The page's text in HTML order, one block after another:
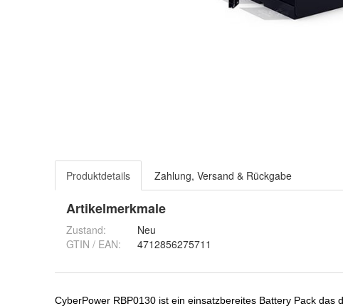
Produktdetails Zahlung, Versand & Rückgabe
Artikelmerkmale
Zustand:
Neu
GTIN / EAN:
4712856275711